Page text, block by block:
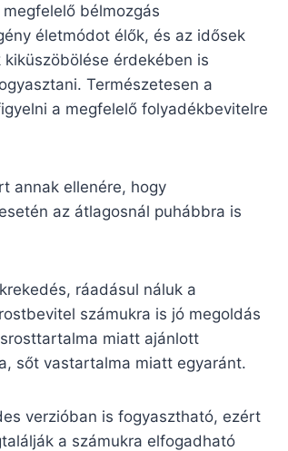
bélmozgás
életmódot élők, és az idősek
érdekében is
Természetesen a
a megfelelő folyadékbevitelre
annak ellenére, hogy
az átlagosnál puhábbra is
ráadásul náluk a
számukra is jó megoldás
miatt ajánlott
sőt vastartalma miatt egyaránt.
verzióban is fogyasztható, ezért
a számukra elfogadható